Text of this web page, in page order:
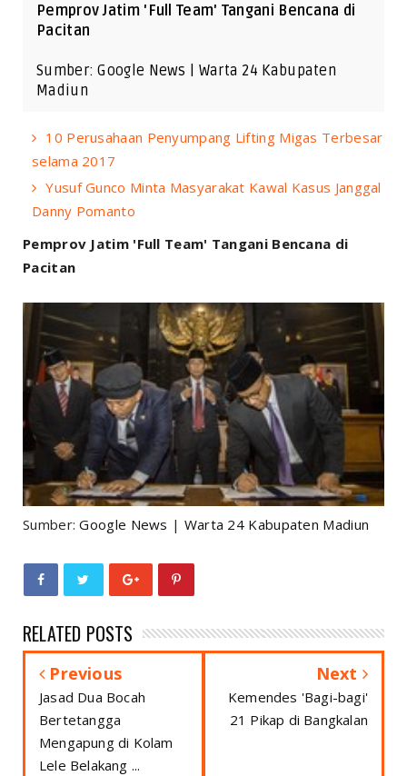
Pemprov Jatim 'Full Team' Tangani Bencana di
Pacitan
Sumber: Google News | Warta 24 Kabupaten
Madiun
10 Perusahaan Penyumpang Lifting Migas Terbesar
selama 2017
Yusuf Gunco Minta Masyarakat Kawal Kasus Janggal
Danny Pomanto
Pemprov Jatim 'Full Team' Tangani Bencana di
Pacitan
Sumber:Google News | Warta 24 Kabupaten Madiun
RELATED POSTS
Previous
Jasad Dua Bocah
Bertetangga
Mengapung di Kolam
Lele Belakang ...
Next
Kemendes 'Bagi-bagi'
21 Pikap di Bangkalan